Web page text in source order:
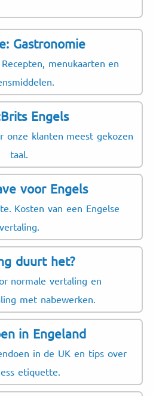
Gastronomie
menukaarten en
Engels
onze klanten meest gekozen
taal.
voor Engels
Kosten van een Engelse
vertaling.
duurt het?
normale vertaling en
met nabewerken.
in Engeland
in de UK en tips over
etiquette.